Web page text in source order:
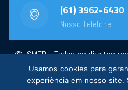
(61) 3962-6430
Nosso Telefone
© ISMEP - Todos os direitos
Powered by:
Usamos cookies para
experiência em nosso